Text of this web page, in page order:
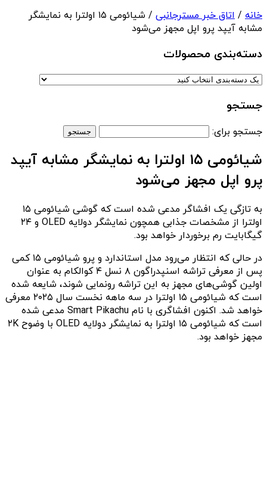
خانه / اتاق خبر مسترجانبی
/ شیائومی ۱۵ اولترا به نمایشگر
مشابه آیپد پرو اپل مجهز می‌شود
دسته‌بندی‌ محصولات
جستجو
جستجو برای:
شیائومی ۱۵ اولترا به نمایشگر مشابه آیپد
پرو اپل مجهز می‌شود
به تازگی یک افشاگر مدعی شده است که گوشی شیائومی ۱۵
اولترا از مشخصات جذابی همچون نمایشگر دولایه OLED و ۲۴
گیگابایت رم برخوردار خواهد بود.
در حالی که انتظار می‌رود مدل استاندارد و پرو شیائومی ۱۵ کمی
پس از معرفی تراشه اسنپدراگون ۸ نسل ۴ کوالکام به عنوان
اولین گوشی‌های مجهز به این تراشه رونمایی شوند، شایعه شده
است که شیائومی ۱۵ اولترا در سه ماهه نخست سال ۲۰۲۵ معرفی
خواهد شد. اکنون افشاگری با نام Smart Pikachu مدعی شده
است که شیائومی ۱۵ اولترا به نمایشگر دولایه OLED با وضوح ۲K
مجهز خواهد بود.